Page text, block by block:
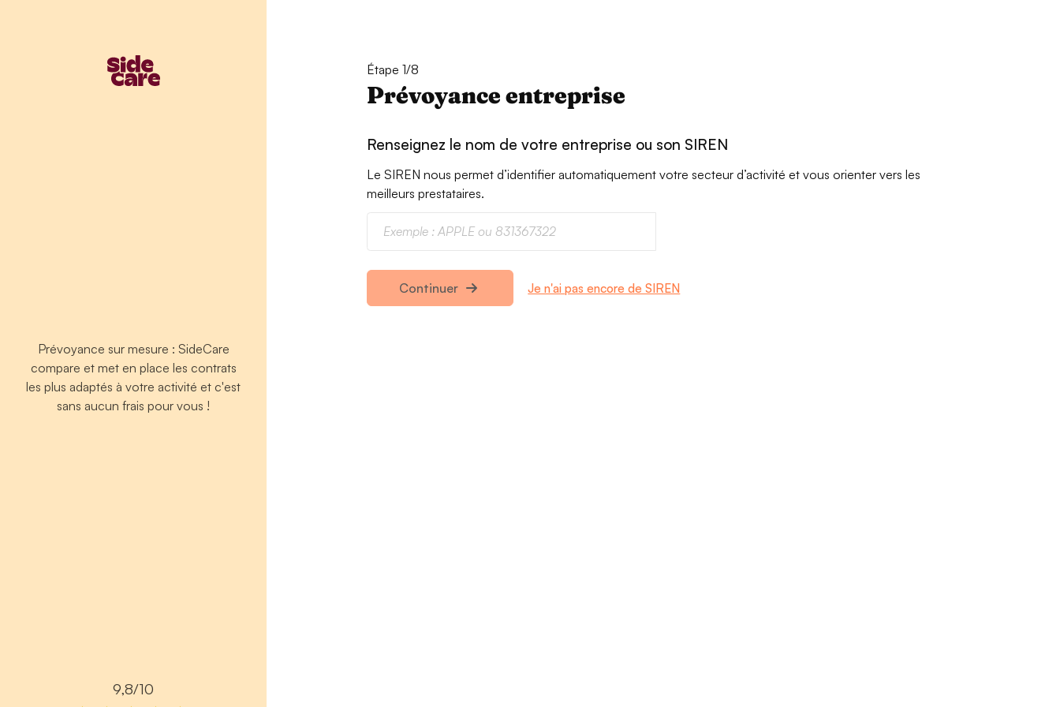
Prévoyance sur mesure : SideCare
compare et met en place les contrats
les plus adaptés à votre activité et c'est
sans aucun frais pour vous !
9,8/10
Étape 1/8
Prévoyance entreprise
Renseignez le nom de votre entreprise ou son SIREN
Le SIREN nous permet d’identifier automatiquement votre secteur d’activité et vous orienter vers les
meilleurs prestataires.
Continuer Je n'ai pas encore de SIREN